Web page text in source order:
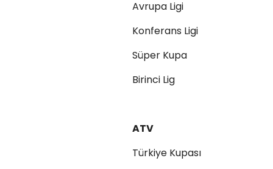
Avrupa Ligi
Konferans Ligi
Süper Kupa
Birinci Lig
ATV
Türkiye Kupası